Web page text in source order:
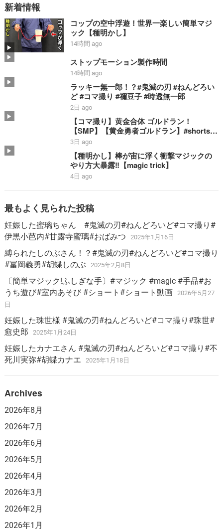
新着情報
コップの空中浮遊！世界一楽しい簡単マジ
ック【種明かし】
14時間 ago
ストップモーション製作時間
14時間 ago
ラッキー無一郎！？#鬼滅の刃 #ねんどろい
ど #コマ撮り #禰豆子 #時透無一郎
2日 ago
【コマ撮り】黄金合体 ゴルドラン！
【SMP】【黄金勇者ゴルドラン】#shorts #
ゴルドラン #smp #stopmotion #黄金合体
＃勇者 #bandai
3日 ago
【種明かし】棒が宙に浮く衝撃マジックの
やり方大暴露‼️【magic trick】
4日 ago
最もよく見られた投稿
妊娠した蜜璃ちゃん #鬼滅の刃#ねんどろいど#コマ撮り#
伊黒小芭内#甘露寺蜜璃#おばみつ
2025年1月16日
縛られたしのぶさん！？#鬼滅の刃#ねんどろいど#コマ撮り
#冨岡義勇#胡蝶しのぶ
2025年2月8日
〔簡単マジック!ふしぎな手〕#マジック #magic #手品#お
うち遊び#室内あそび #ショート#ショート動画
2026年5月27
日
妊娠した珠世様 #鬼滅の刃#ねんどろいど#コマ撮り#珠世#
愈史郎
2025年1月24日
妊娠したカナエさん #鬼滅の刃#ねんどろいど#コマ撮り#不
死川実弥#胡蝶カナエ
2025年1月18日
Archives
2026年8月
2026年7月
2026年6月
2026年5月
2026年4月
2026年3月
2026年2月
2026年1月